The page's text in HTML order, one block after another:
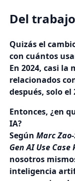
Del
Quizás el
con cuántos
En 2024, casi la
relacionados
después, solo el
Entonces, ¿en
IA?
SegúnMarc
Gen AI Use Case
nosotros
inteligencia